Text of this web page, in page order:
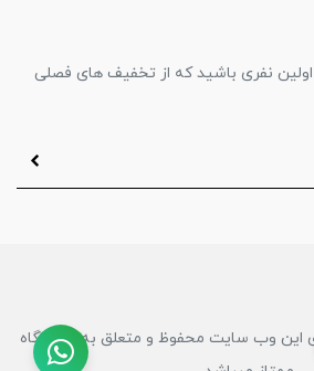
اولین نفری باشید که از تخفیف های فصلی
این وب سایت محفوظ و متعلق به فروشگاه